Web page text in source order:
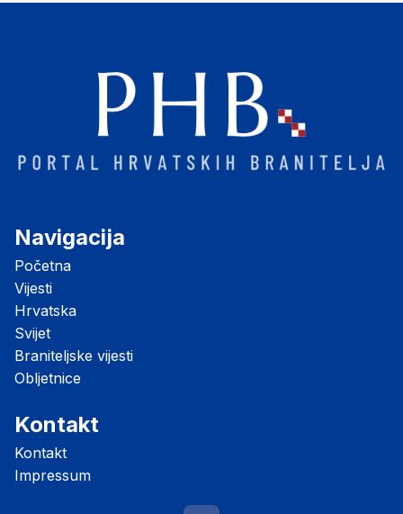
Navigacija
Početna
Vijesti
Hrvatska
Svijet
Braniteljske vijesti
Obljetnice
Kontakt
Kontakt
Impressum